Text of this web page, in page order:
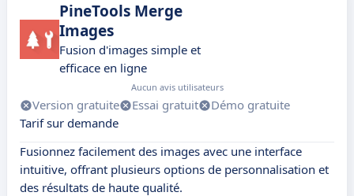
PineTools Merge
Images
Fusion d'images simple et
efficace en ligne
Aucun avis utilisateurs
Version gratuite Essai gratuit
Démo gratuite
Tarif sur demande
Fusionnez facilement des images avec une interface
intuitive, offrant plusieurs options de personnalisation et
des résultats de haute qualité.